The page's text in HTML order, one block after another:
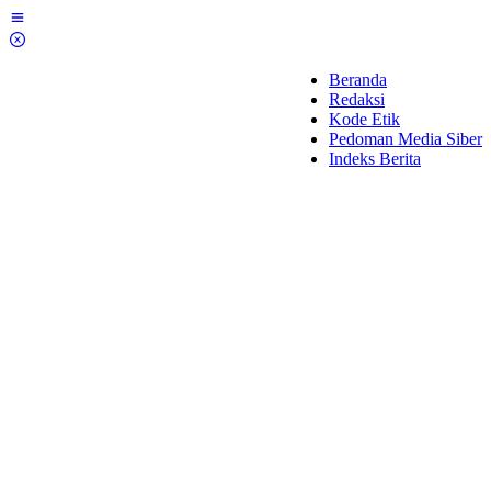
Lewati
ke
Beranda
Redaksi
Kode Etik
Pedoman Media Siber
Indeks Berita